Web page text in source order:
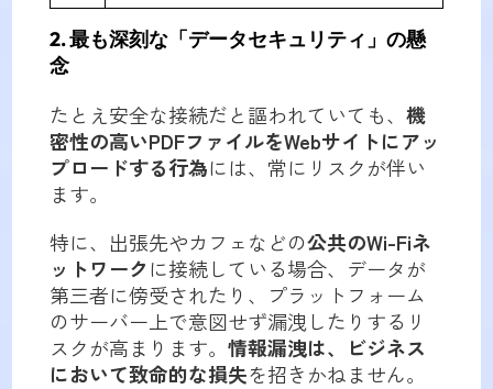
2. 最も深刻な「データセキュリティ」の懸
念
たとえ安全な接続だと謳われていても、 機
密性の高いPDFファイルをWebサイトにアッ
プロードする行為には、常にリスクが伴い
ます。
特に、出張先やカフェなどの公共のWi-Fiネ
ットワークに接続している場合、データが
第三者に傍受されたり、プラットフォーム
のサーバー上で意図せず漏洩したりするリ
スクが高まります。 情報漏洩は、ビジネス
において致命的な損失を招きかねません。